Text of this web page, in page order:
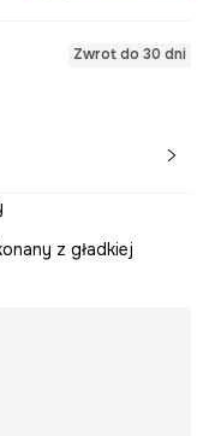
Zwrot do 30 dni
z gładkiej